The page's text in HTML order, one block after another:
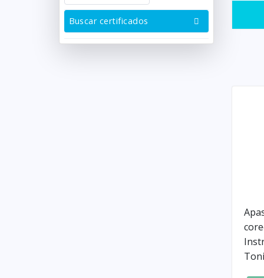
Buscar certificados